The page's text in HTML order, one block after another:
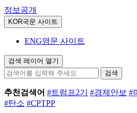
정보공개
KOR국문 사이트
ENG영문 사이트
검색 레이어 열기
검색
추천검색어 #트럼프2기 #경제안보 #
#탄소 #CPTPP